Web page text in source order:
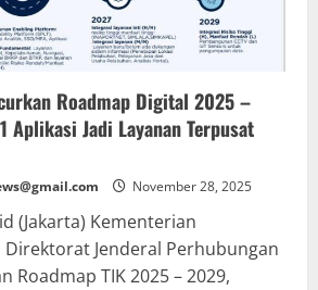
Roadmap Digital 2025 –
Aplikasi Jadi Layanan Terpusat
November 28, 2025
(Jakarta) Kementerian
Jenderal Perhubungan
Roadmap TIK 2025 – 2029,